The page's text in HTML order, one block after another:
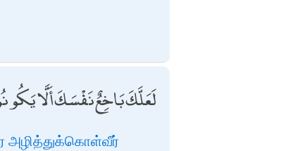
لَعَلَّكَ بَاخِعٌ نَفْسَكَ أَلَّا
அழித்துக்கொள்வீர்